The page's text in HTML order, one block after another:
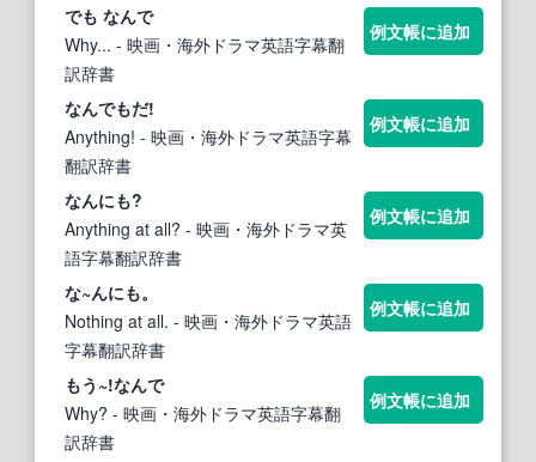
でも なんで
Why... - 映画・海外ドラマ英語字幕翻
訳辞書
例文帳に追加
なんでもだ!
Anything! - 映画・海外ドラマ英語字幕
翻訳辞書
例文帳に追加
なんにも?
Anything at all? - 映画・海外ドラマ英
語字幕翻訳辞書
例文帳に追加
な~んにも。
Nothing at all. - 映画・海外ドラマ英語
字幕翻訳辞書
例文帳に追加
もう~!なんで
Why? - 映画・海外ドラマ英語字幕翻
訳辞書
例文帳に追加